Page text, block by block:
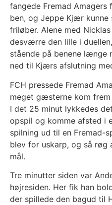
fangede Fremad
ben, og Jeppe Kjær
friløber. Alene med
desværre den lille i
stående på benene længe
ned til Kjærs afslutning
FCH pressede Fremad
meget gæsterne kom
I det 25 minut lykkedes
opspil og komme afsted i
spilning ud til en Fremad-
blev for uskarp, og så røg
mål.
Tre minutter siden var
højresiden. Her fik han
der spillede den bagud til